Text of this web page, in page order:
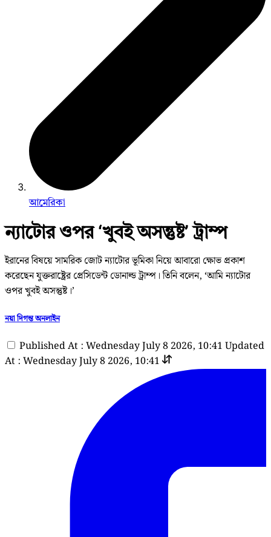
আমেরিকা
ন্যাটোর ওপর ‘খুবই অসন্তুষ্ট’ ট্রাম্প
ইরানের বিষয়ে সামরিক জোট ন্যাটোর ভূমিকা নিয়ে আবারো ক্ষোভ প্রকাশ
করেছেন যুক্তরাষ্ট্রের প্রেসিডেন্ট ডোনাল্ড ট্রাম্প। তিনি বলেন, ‘আমি ন্যাটোর
ওপর খুবই অসন্তুষ্ট।’
নয়া দিগন্ত অনলাইন
Published At : Wednesday July 8 2026, 10:41 Updated
At : Wednesday July 8 2026, 10:41